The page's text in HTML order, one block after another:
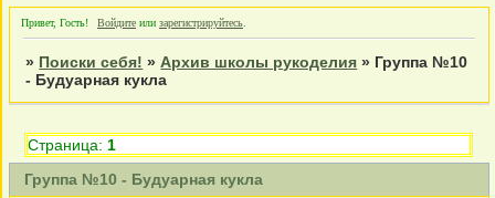
Привет, Гость! Войдите или зарегистрируйтесь
» Поиски себя! »Архив школы рукоделия » Группа №10
- Будуарная кукла
Группа №10 - Будуарная кукла
Страница: 1